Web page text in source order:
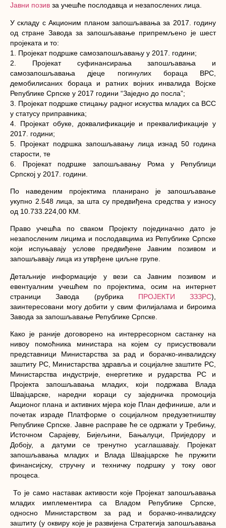
Јавни позив за учешће послодавца и незапослених лица.
У складу с Акционим планом запошљавања за 2017. годину
од стране Завода за запошљавање припремљено је шест
пројеката и то:
1. Пројекат подршке самозапошљавању у 2017. години;
2. Пројекат суфинансирања запошљавања и
самозапошљавања дјеце погинулих бораца ВРС,
демобилисаних бораца и ратних војних инвалида Војске
Републике Српске у 2017 години “Заједно до посла”;
3. Пројекат подршке стицању радног искуства младих са ВСС
у статусу приправника;
4. Пројекат обуке, доквалификације и преквалификације у
2017. години;
5. Пројекат подршка запошљавању лица изнад 50 година
старости, те
6. Пројекат подршке запошљавању Рома у Републици
Српској у 2017. години.
По наведеним пројектима планирано је запошљавање
укупно 2.548 лица, за шта су предвиђена средства у износу
од 10.733.224,00 КМ.
Право учешћа по сваком Пројекту појединачно дато је
незапосленим лицима и послодавцима из Републике Српске
који испуњавају услове предвиђене Јавним позивом и
запошљавају лица из утврђене циљне групе.
Детаљније информације у вези са Јавним позивом и
евентуалним учешћем по пројектима, осим на интернет
страници Завода (рубрика ПРОЈЕКТИ ЗЗЗРС),
заинтересовани могу добити у свим филијалама и бироима
Завода за запошљавање Републике Српске.
Како је раније договорено на интерресорном састанку на
нивоу помоћника министара на којем су присуствовали
представници Министарства за рад и борачко-инвалидску
заштиту РС, Министарства здравља и социјалне заштите РС,
Министарства индустрије, енергетике и рударства РС и
Пројекта запошљавања младих, који подржава Влада
Швајцарске, наредни кораци су заједничка промоција
Акционог плана и активних мјера које План дефинише, али и
почетак израде Платформе о социјалном предузетништву
Републике Српске. Јавне расправе ће се одржати у Требињу,
Источном Сарајеву, Бијељини, Бањалуци, Приједору и
Добоју, а датуми се тренутно усаглашавају. Пројекат
запошљавања младих и Влада Швајцарске ће пружити
финансијску, стручну и техничку подршку у току овог
процеса.
То је само наставак активости које Пројекат запошљавања
младих имплементира са Владом Републике Српске,
односно Министарством за рад и борачко-инвалидску
заштиту (у оквиру које је развијена Стратегија запошљавања